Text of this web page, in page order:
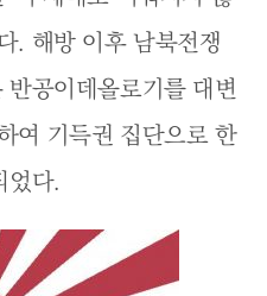
. 해방 이후 남북전쟁
공이데올로기를 대변
여 기득권 집단으로 한
었다.